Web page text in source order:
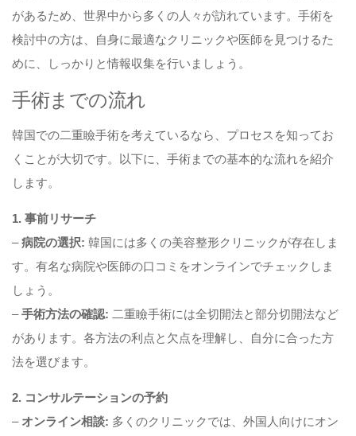
があるため、世界中から多くの人々が訪れています。手術を
検討中の方は、自身に最適なクリニックや医師を見つけるた
めに、しっかりと情報収集を行いましょう。
手術までの流れ
韓国での二重瞼手術を考えているなら、プロセスを知ってお
くことが大切です。以下に、手術までの基本的な流れを紹介
します。
1. 事前リサーチ
–病院の選択: 韓国には多くの美容整形クリニックが存在しま
す。有名な病院や医師の口コミをオンラインでチェックしま
しょう。
–手術方法の確認: 二重瞼手術には全切開法と部分切開法など
があります。各方法の利点と欠点を理解し、自分に合った方
法を選びます。
2. コンサルテーションの予約
– オンライン相談: 多くのクリニックでは、外国人向けにオン